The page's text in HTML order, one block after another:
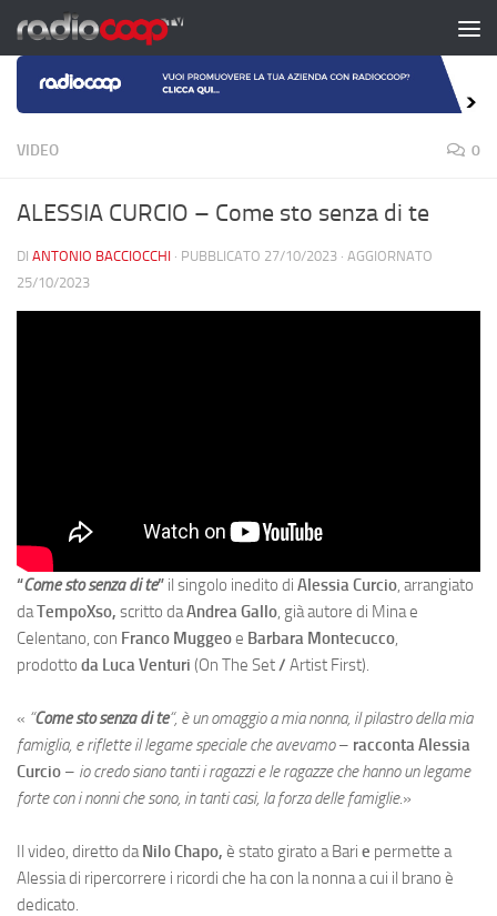
Salta al contenuto
VIDEO 0
ALESSIA CURCIO – Come sto senza di te
DI ANTONIO BACCIOCCHI · PUBBLICATO 27/10/2023 · AGGIORNATO
25/10/2023
“Come sto senza di te” il singolo inedito di Alessia Curcio, arrangiato
daTempoXso, scritto daAndrea Gallo, già autore di Mina e
Celentano, con Franco Muggeoe Barbara Montecucco,
prodotto da Luca Venturi (On The Set/ Artist First).
« “Come sto senza di te“, è un omaggio a mia nonna, il pilastro della mia
famiglia, e riflette il legame speciale che avevamo– racconta Alessia
Curcio – io credo siano tanti i ragazzi e le ragazze che hanno un legame
forte con i nonni che sono, in tanti casi, la forza delle famiglie.»
Il video, diretto daNilo Chapo, è stato girato a Bari e permette a
Alessia di ripercorrere i ricordi che ha con la nonna a cui il brano è
dedicato.